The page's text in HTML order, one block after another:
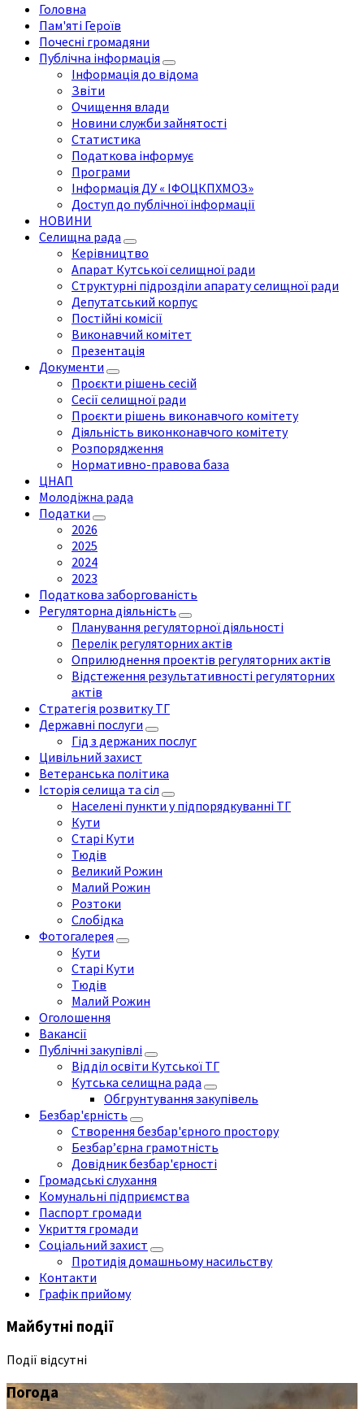
Головна
Пам'яті Героїв
Почесні громадяни
Публічна інформація
Інформація до відома
Звіти
Очищення влади
Новини служби зайнятості
Статистика
Податкова інформує
Програми
Інформація ДУ « ІФОЦКПХМОЗ»
Доступ до публічної інформації
НОВИНИ
Селищна рада
Керівництво
Апарат Кутської селищної ради
Структурні підрозділи апарату селищної ради
Депутатський корпус
Постійні комісії
Виконавчий комітет
Презентація
Документи
Проєкти рішень сесій
Сесії селищної ради
Проєкти рішень виконавчого комітету
Діяльність виконконавчого комітету
Розпорядження
Нормативно-правова база
ЦНАП
Молодіжна рада
Податки
2026
2025
2024
2023
Податкова заборгованість
Регуляторна діяльність
Планування регуляторної діяльності
Перелік регуляторних актів
Оприлюднення проектів регуляторних актів
Відстеження результативності регуляторних
актів
Стратегія розвитку ТГ
Державні послуги
Гід з держаних послуг
Цивільний захист
Ветеранська політика
Історія селища та сіл
Населені пункти у підпорядкуванні ТГ
Кути
Старі Кути
Тюдів
Великий Рожин
Малий Рожин
Розтоки
Слобідка
Фотогалерея
Кути
Старі Кути
Тюдів
Малий Рожин
Оголошення
Вакансії
Публічні закупівлі
Відділ освіти Кутської ТГ
Кутська селищна рада
Обгрунтування закупівель
Безбар'єрність
Створення безбар'єрного простору
Безбар’єрна грамотність
Довідник безбар'єрності
Громадські слухання
Комунальні підприємства
Паспорт громади
Укриття громади
Соціальний захист
Протидія домашньому насильству
Контакти
Графік прийому
Майбутні події
Події відсутні
Погода